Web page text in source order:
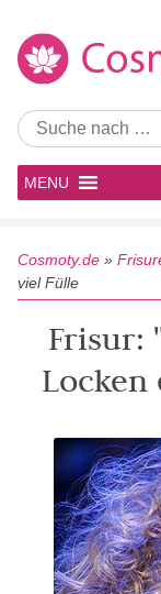
MENU
Cosmoty.de »
viel Fülle
Frisur:
Locken